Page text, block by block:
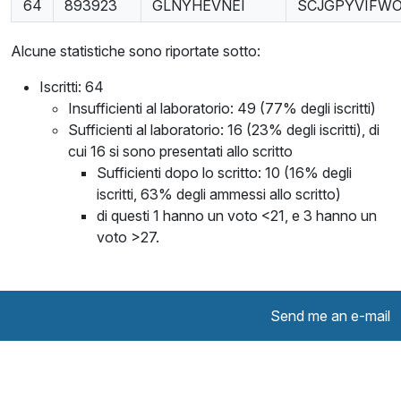
64
893923 GLNYHEVNEI
Alcune statistiche sono riportate sotto:
Iscritti: 64
Insufficienti al laboratorio: 49 (77% degli iscritti)
Sufficienti al laboratorio: 16 (23% degli iscritti), di
cui 16 si sono presentati allo scritto
Sufficienti dopo lo scritto: 10 (16% degli
iscritti, 63% degli ammessi allo scritto)
di questi 1 hanno un voto <21, e 3 hanno un
voto >27.
Send me an e-mail